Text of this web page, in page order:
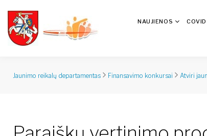
NAUJIENOS
Jaunimo reikalų departamentas Finansavimo konkursai Atviri